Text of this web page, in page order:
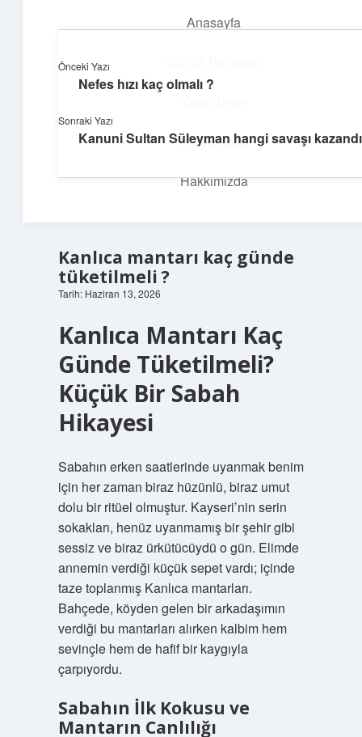
Anasayfa
Hakkımızda
Hakkımızda
İlham Veren Köşeler
Günlük yaşamdan pratik fikirler ve sıradışı keşifler burada.
Kanlıca mantarı kaç günde
tüketilmeli ?
Tarih: Haziran 13, 2026
Kanlıca Mantarı Kaç
Günde Tüketilmeli?
Küçük Bir Sabah
Hikayesi
Sabahın erken saatlerinde uyanmak benim
için her zaman biraz hüzünlü, biraz umut
dolu bir ritüel olmuştur. Kayseri’nin serin
sokakları, henüz uyanmamış bir şehir gibi
sessiz ve biraz ürkütücüydü o gün. Elimde
annemin verdiği küçük sepet vardı; içinde
taze toplanmış Kanlıca mantarları.
Bahçede, köyden gelen bir arkadaşımın
verdiği bu mantarları alırken kalbim hem
sevinçle hem de hafif bir kaygıyla
çarpıyordu.
Sabahın İlk Kokusu ve
Mantarın Canlılığı
Önceki Yazı
Nefes hızı kaç olmalı ?
Sonraki Yazı
Kanuni Sultan Süleyman hangi savaşı